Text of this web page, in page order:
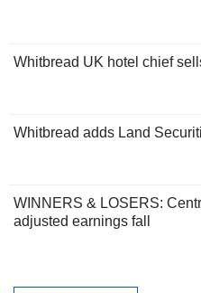
Whitbread UK hotel chief
Whitbread adds Land
WINNERS & LOSERS:
adjusted earnings fall